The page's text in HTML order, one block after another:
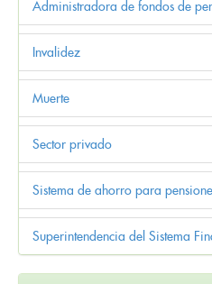
Administradora de fondos de
Invalidez
Muerte
Sector privado
Sistema de ahorro para
Superintendencia del Sistema